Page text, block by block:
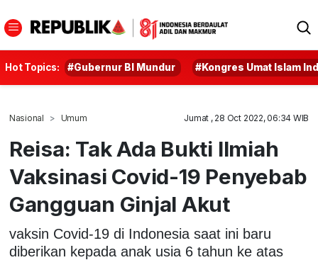
Hot Topics: #Gubernur BI Mundur #Kongres Umat Islam
Nasional Umum Jumat , 28 Oct 2022, 06:34 WIB
Reisa: Tak Ada Bukti Ilmiah
Vaksinasi Covid-19 Penyebab
Gangguan Ginjal Akut
vaksin Covid-19 di Indonesia saat ini baru
diberikan kepada anak usia 6 tahun ke atas